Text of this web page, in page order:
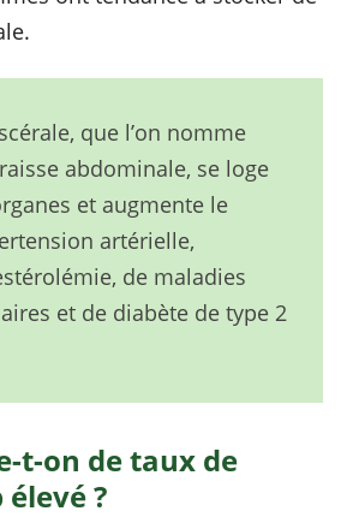
que l’on nomme
abdominale, se loge
et augmente le
artérielle,
de maladies
et de diabète de type 2
t-on de taux de
?